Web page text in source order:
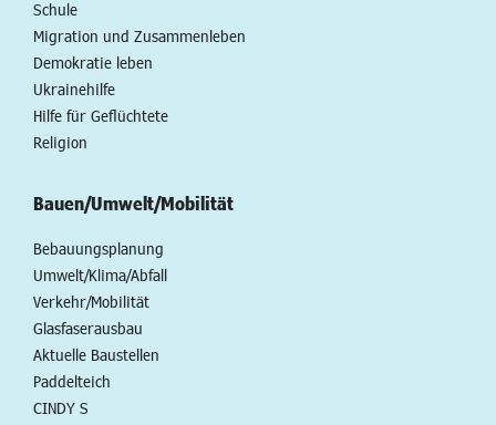
Schule
Migration und Zusammenleben
Demokratie leben
Ukrainehilfe
Hilfe für Geflüchtete
Religion
Bauen/Umwelt/Mobilität
Bebauungsplanung
Umwelt/Klima/Abfall
Verkehr/Mobilität
Glasfaserausbau
Aktuelle Baustellen
Paddelteich
CINDY S